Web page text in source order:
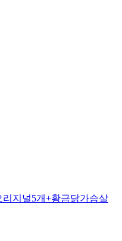
지널5개+황금닭가슴살